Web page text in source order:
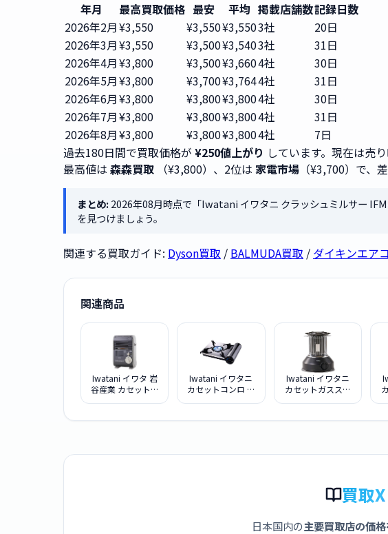
年月
最高買取価格 最安 平均 掲載店舗数記録日数
2026年2月¥3,550 ¥3,550¥3,5503社
20日
2026年3月¥3,550 ¥3,500¥3,5403社
31日
2026年4月¥3,800 ¥3,500¥3,6604社
30日
2026年5月¥3,800 ¥3,700¥3,7644社
31日
2026年6月¥3,800 ¥3,800¥3,8004社
30日
2026年7月¥3,800 ¥3,800¥3,8004社
31日
2026年8月¥3,800 ¥3,800¥3,8004社
7日
過去180日間で買取価格が ¥250値上がり しています。現在は売
最高値は 森森買取 （¥3,800）、2位は 家電市場 （¥3,700）で、
まとめ:2026年08月時点で「Iwatani イワタニ クラッシュミルサー
を見つけましょう。
関連する買取ガイド: Dyson買取 / BALMUDA買取 / ダイキンエア
関連商品
Iwatani イワタ 岩
谷産業 カセットガ
Iwatani イワタニ
カセットコンロ ア
Iwatani イワタニ
カセットガススト
買取X
日本国内の主要買取店の価